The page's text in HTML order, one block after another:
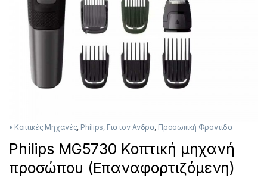
• Κοπτικές Μηχανές, Philips, Για τον Ανδρα, Προσωπική Φροντίδα
Philips MG5730 Κοπτική μηχανή
προσώπου (Επαναφορτιζόμενη)